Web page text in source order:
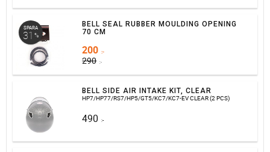
BELL SEAL RUBBER MOULDING OPENING
70 CM
200 :-
290 :-
SPARA
31 %
BELL SIDE AIR INTAKE KIT, CLEAR
HP7/HP77/RS7/HP5/GT5/KC7/KC7-EV CLEAR (2 PCS)
490 :-